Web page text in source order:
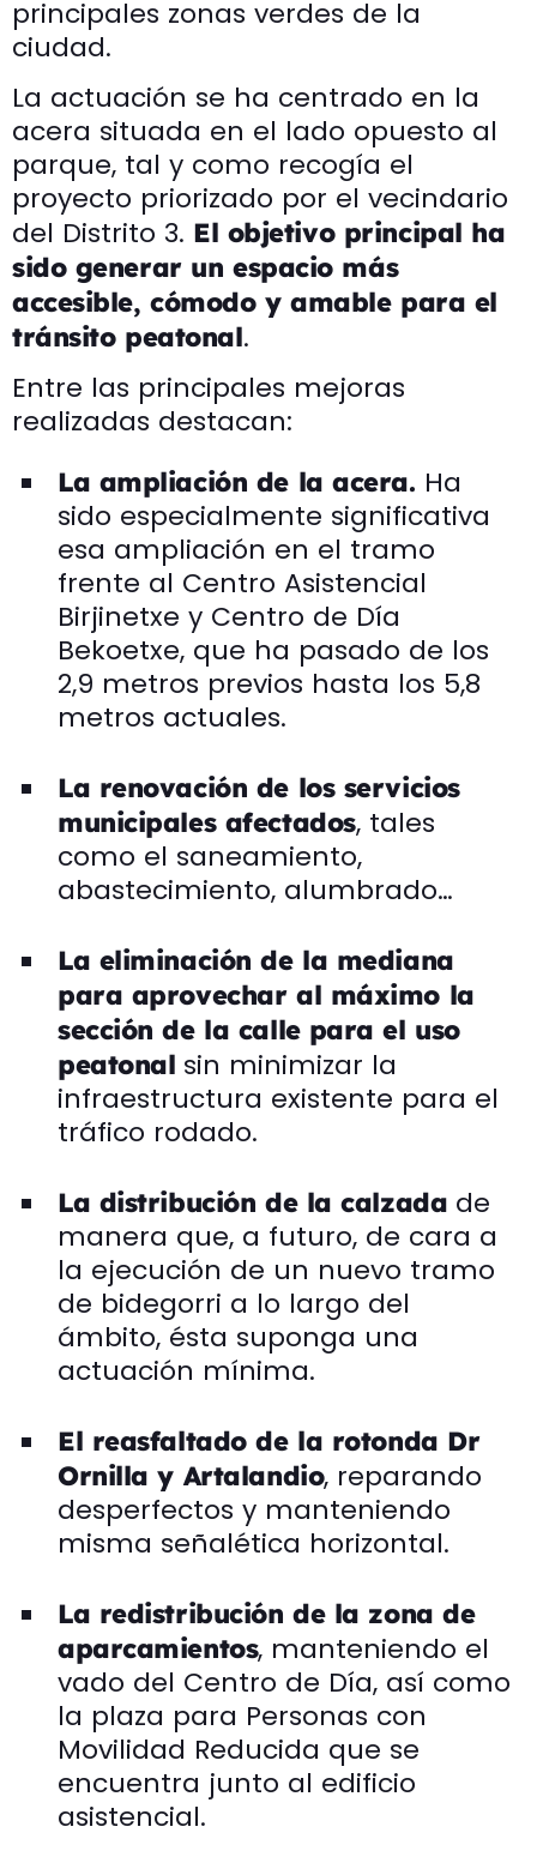
principales zonas verdes de la
ciudad.
La actuación se ha centrado en la
acera situada en el lado opuesto al
parque, tal y como recogía el
proyecto priorizado por el vecindario
del Distrito 3. El objetivo principal ha
sido generar un espacio más
accesible, cómodo y amable para el
tránsito peatonal.
Entre las principales mejoras
realizadas destacan:
La ampliación de la acera. Ha
sido especialmente significativa
esa ampliación en el tramo
frente al Centro Asistencial
Birjinetxe y Centro de Día
Bekoetxe, que ha pasado de los
2,9 metros previos hasta los 5,8
metros actuales.
La renovación de los servicios
municipales afectados, tales
como el saneamiento,
abastecimiento, alumbrado…
La eliminación de la mediana
para aprovechar al máximo la
sección de la calle para el uso
peatonal sin minimizar la
infraestructura existente para el
tráfico rodado.
La distribución de la calzada de
manera que, a futuro, de cara a
la ejecución de un nuevo tramo
de bidegorri a lo largo del
ámbito, ésta suponga una
actuación mínima.
El reasfaltado de la rotonda Dr
Ornilla y Artalandio, reparando
desperfectos y manteniendo
misma señalética horizontal.
La redistribución de la zona de
aparcamientos, manteniendo el
vado del Centro de Día, así como
la plaza para Personas con
Movilidad Reducida que se
encuentra junto al edificio
asistencial.